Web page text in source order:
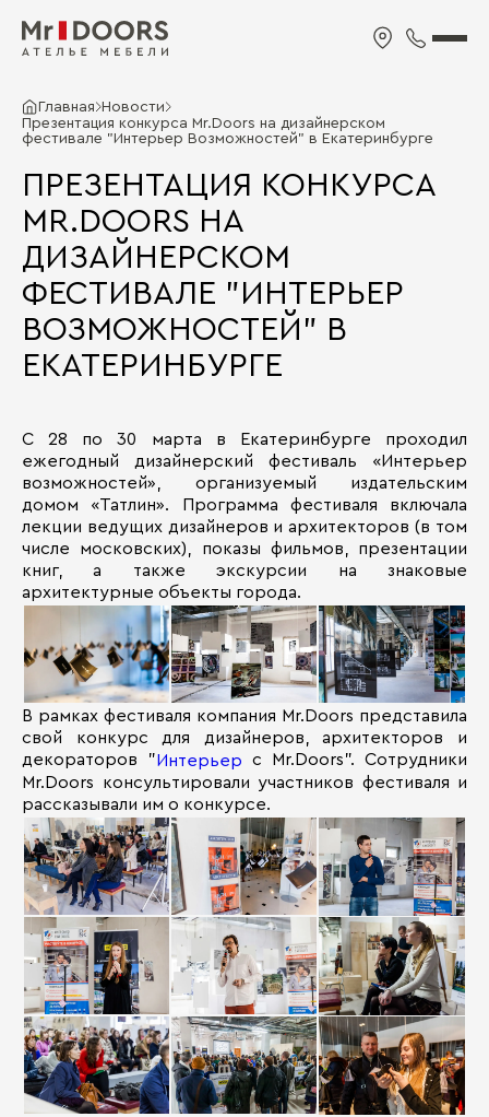
Главная
Новости
Презентация конкурса Mr.Doors на дизайнерском
фестивале "Интерьер Возможностей" в Екатеринбурге
ПРЕЗЕНТАЦИЯ КОНКУРСА
MR.DOORS НА
ДИЗАЙНЕРСКОМ
ФЕСТИВАЛЕ "ИНТЕРЬЕР
ВОЗМОЖНОСТЕЙ" В
ЕКАТЕРИНБУРГЕ
С 28 по 30 марта в Екатеринбурге проходил
ежегодный дизайнерский фестиваль «Интерьер
возможностей», организуемый издательским
домом «Татлин». Программа фестиваля включала
лекции ведущих дизайнеров и архитекторов (в том
числе московских), показы фильмов, презентации
книг, а также экскурсии на знаковые
архитектурные объекты города.
В рамках фестиваля компания Mr.Doors представила
свой конкурс для дизайнеров, архитекторов и
декораторов " Интерьер с Mr.Doors". Сотрудники
Mr.Doors консультировали участников фестиваля и
рассказывали им о конкурсе.